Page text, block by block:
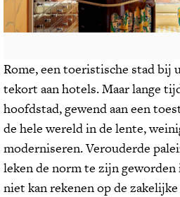
Rome, een toeristische stad bij
tekort aan hotels. Maar lange
hoofdstad, gewend aan een
de hele wereld in de lente,
moderniseren. Verouderde
leken de norm te zijn
niet kan rekenen op de